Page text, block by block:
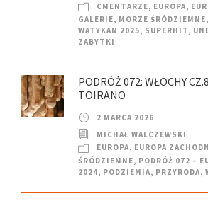
CMENTARZE, EUROPA,
GALERIE, MORZE ŚRÓDZIEMNE,
WATYKAN 2025, SUPERHIT,
ZABYTKI
PODRÓŻ 072: WŁOCHY
TOIRANO
2 MARCA 2026
MICHAŁ WALCZEWSKI
EUROPA, EUROPA
ŚRÓDZIEMNE, PODRÓŻ 072 –
2024, PODZIEMIA, PRZYRODA,